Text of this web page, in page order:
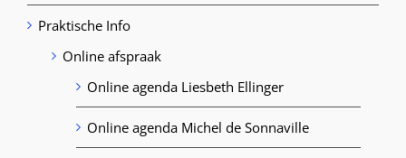
Praktische Info
Online afspraak
Online agenda Liesbeth Ellinger
Online agenda Michel de Sonnaville